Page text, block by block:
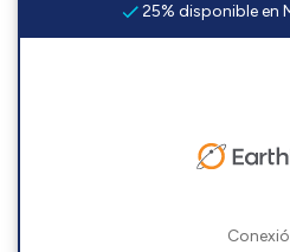
25% disponible en